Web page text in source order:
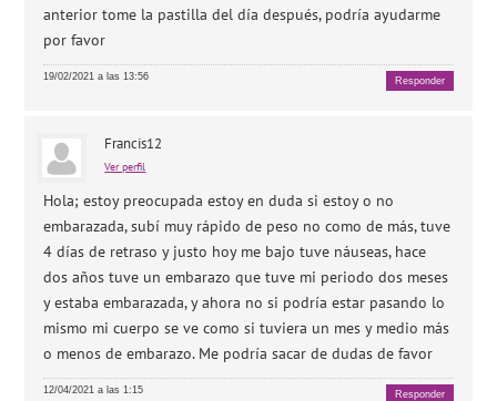
anterior tome la pastilla del día después, podría ayudarme
por favor
19/02/2021 a las 13:56 Responder
Francis12
Ver perfil
Hola; estoy preocupada estoy en duda si estoy o no
embarazada, subí muy rápido de peso no como de más, tuve
4 días de retraso y justo hoy me bajo tuve náuseas, hace
dos años tuve un embarazo que tuve mi periodo dos meses
y estaba embarazada, y ahora no si podría estar pasando lo
mismo mi cuerpo se ve como si tuviera un mes y medio más
o menos de embarazo. Me podría sacar de dudas de favor
12/04/2021 a las 1:15 Responder